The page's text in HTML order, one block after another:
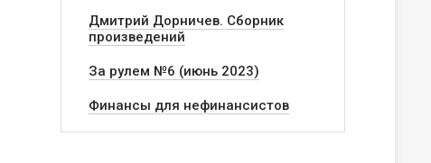
Дмитрий Дорничев. Сборник
произведений
За рулем №6 (июнь 2023)
Финансы для нефинансистов